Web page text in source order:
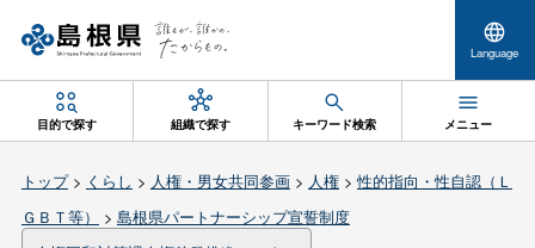
Language
目的で探す 組織で探す キーワード検索 メニュー
トップ> くらし > 人権・男女共同参画> 人権>性的指向・性自認（Ｌ
ＧＢＴ等）
> 島根県パートナーシップ宣誓制度